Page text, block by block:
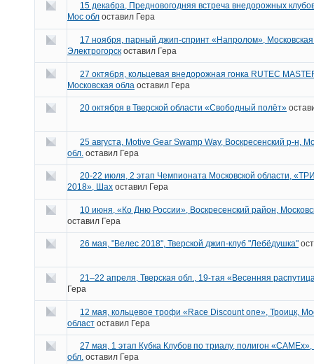
15 декабра, Предновогодняя встреча внедорожных
Мос обл оставил Гера
17 ноября, парный джип-спринт «Напролом»,
Электрогорск оставил Гера
27 октября, кольцевая внедорожная гонка RUTEC
Московская обла оставил Гера
20 октября в Тверской области «Свободный полёт»
25 августа, Motive Gear Swamp Way, Воскресенский р-н,
обл. оставил Гера
20-22 июля, 2 этап Чемпионата Московской области,
2018», Шах оставил Гера
10 июня, «Ко Дню России», Воскресенский район,
оставил Гера
26 мая, "Велес 2018", Тверской джип-клуб "Лебёдушка"
21–22 апреля, Тверская обл., 19-тая «Весенняя
Гера
12 мая, кольцевое трофи «Race Discount one», Троицк,
област оставил Гера
27 мая, 1 этап Кубка Клубов по триалу, полигон «САМЕх»,
обл. оставил Гера